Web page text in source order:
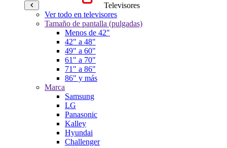
Televisores
Ver todo en televisores
Tamaño de pantalla (pulgadas)
Menos de 42"
42" a 48"
49" a 60"
61" a 70"
71" a 86"
86" y más
Marca
Samsung
LG
Panasonic
Kalley
Hyundai
Challenger